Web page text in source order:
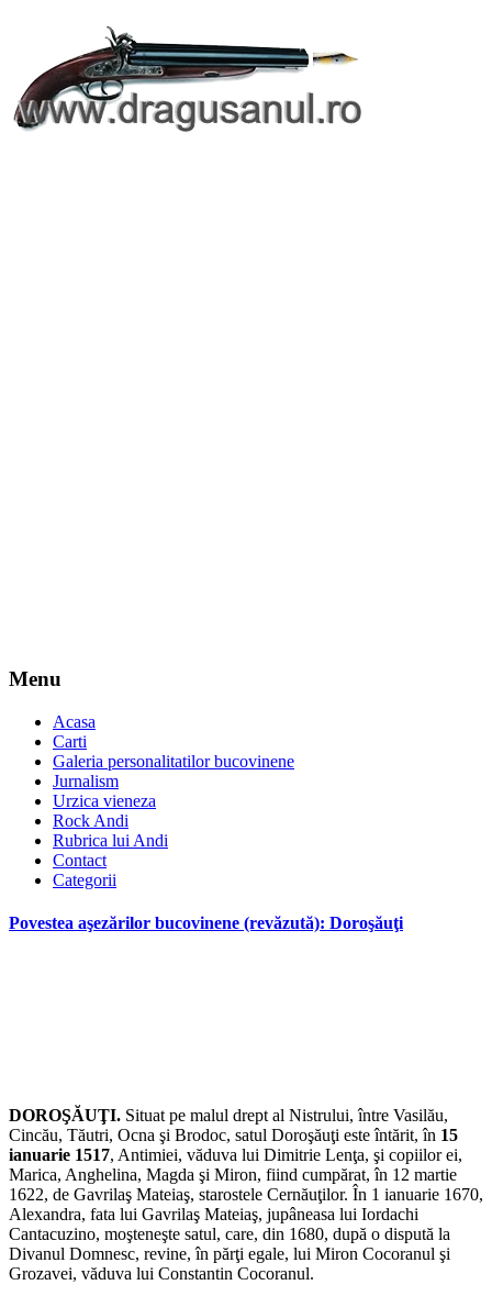
Menu
Acasa
Carti
Galeria personalitatilor bucovinene
Jurnalism
Urzica vieneza
Rock Andi
Rubrica lui Andi
Contact
Categorii
Povestea aşezărilor bucovinene (revăzută): Doroşăuţi
DOROŞĂUŢI. Situat pe malul drept al Nistrului, între Vasilău,
Cincău, Tăutri, Ocna şi Brodoc, satul Doroşăuţi este întărit, în 15
ianuarie 1517, Antimiei, văduva lui Dimitrie Lenţa, şi copiilor ei,
Marica, Anghelina, Magda şi Miron, fiind cumpărat, în 12 martie
1622, de Gavrilaş Mateiaş, starostele Cernăuţilor. În 1 ianuarie 1670,
Alexandra, fata lui Gavrilaş Mateiaş, jupâneasa lui Iordachi
Cantacuzino, moşteneşte satul, care, din 1680, după o dispută la
Divanul Domnesc, revine, în părţi egale, lui Miron Cocoranul şi
Grozavei, văduva lui Constantin Cocoranul.